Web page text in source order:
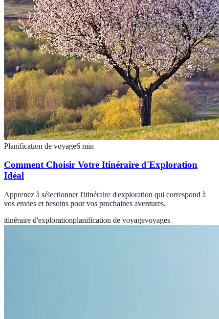
Planification de voyage6 min
Comment Choisir Votre Itinéraire d'Exploration
Idéal
Apprenez à sélectionner l'itinéraire d'exploration qui correspond à
vos envies et besoins pour vos prochaines aventures.
itinéraire d'explorationplanification de voyagevoyages